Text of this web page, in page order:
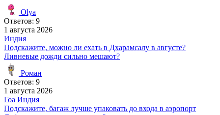
Olya
Ответов: 9
1 августа 2026
Индия
Подскажите, можно ли ехать в Дхарамсалу в августе?
Ливневые дожди сильно мешают?
Роман
Ответов: 9
1 августа 2026
Гоа Индия
Подскажите, багаж лучше упаковать до входа в аэропорт